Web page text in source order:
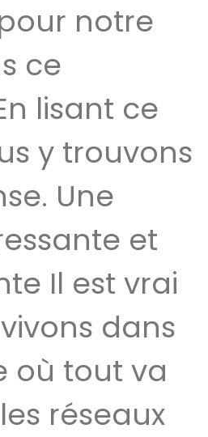
notre
ce
lisant ce
y trouvons
Une
et
Il est vrai
dans
où tout va
réseaux